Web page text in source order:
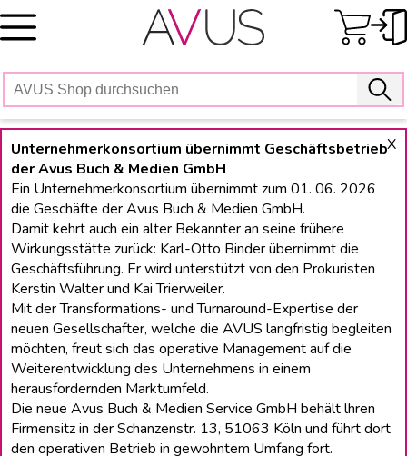
Skip
to
X
Unternehmerkonsortium übernimmt Geschäftsbetrieb
der Avus Buch & Medien GmbH
Ein Unternehmerkonsortium übernimmt zum 01. 06. 2026
die Geschäfte der Avus Buch & Medien GmbH.
Damit kehrt auch ein alter Bekannter an seine frühere
Wirkungsstätte zurück: Karl-Otto Binder übernimmt die
Geschäftsführung. Er wird unterstützt von den Prokuristen
Kerstin Walter und Kai Trierweiler.
Mit der Transformations- und Turnaround-Expertise der
neuen Gesellschafter, welche die AVUS langfristig begleiten
möchten, freut sich das operative Management auf die
Weiterentwicklung des Unternehmens in einem
herausfordernden Marktumfeld.
Die neue Avus Buch & Medien Service GmbH behält lhren
Firmensitz in der Schanzenstr. 13, 51063 Köln und führt dort
den operativen Betrieb in gewohntem Umfang fort.